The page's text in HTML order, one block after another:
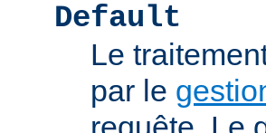
Default
Le
par le